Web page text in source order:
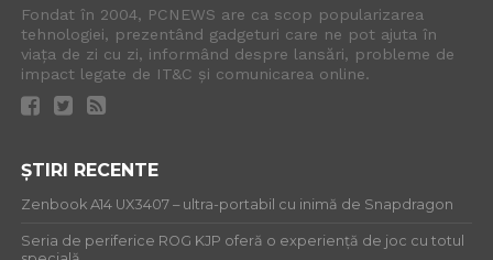
Fondat în 2004, PCNEWS are ca scop popularizarea
tehnologiei, prezentând gadgeturi care ne pot ajuta în
viața de zi cu zi, informând despre lansări, probleme de
impact legate de IT&C și comunicarea online.
ȘTIRI RECENTE
Zenbook A14 UX3407 – ultra-portabil cu inimă de Snapdragon
Seria de periferice ROG KJP oferă o experiență de joc cu totul